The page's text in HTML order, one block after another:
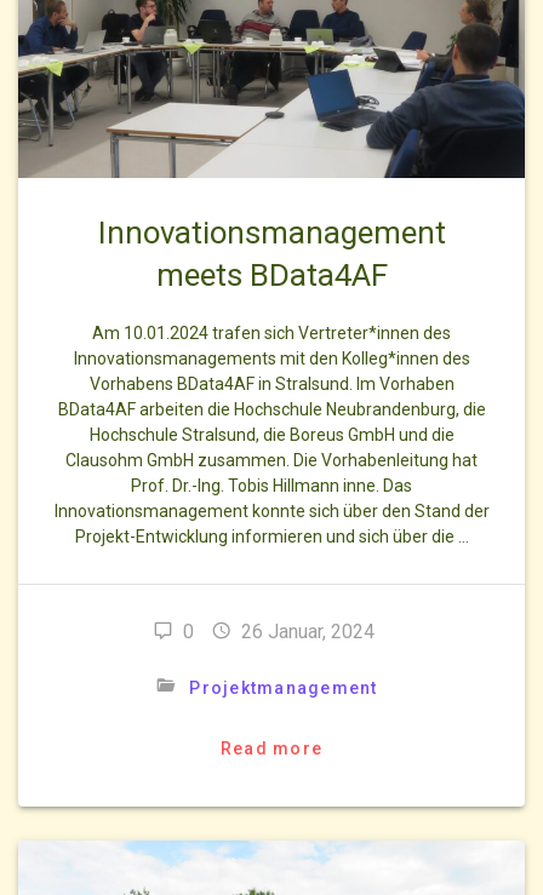
Innovationsmanagement
meets BData4AF
Am 10.01.2024 trafen sich Vertreter*innen des
Innovationsmanagements mit den Kolleg*innen des
Vorhabens BData4AF in Stralsund. Im Vorhaben
BData4AF arbeiten die Hochschule Neubrandenburg, die
Hochschule Stralsund, die Boreus GmbH und die
Clausohm GmbH zusammen. Die Vorhabenleitung hat
Prof. Dr.-Ing. Tobis Hillmann inne. Das
Innovationsmanagement konnte sich über den Stand der
Projekt-Entwicklung informieren und sich über die …
0 26 Januar, 2024
Projektmanagement
Read more